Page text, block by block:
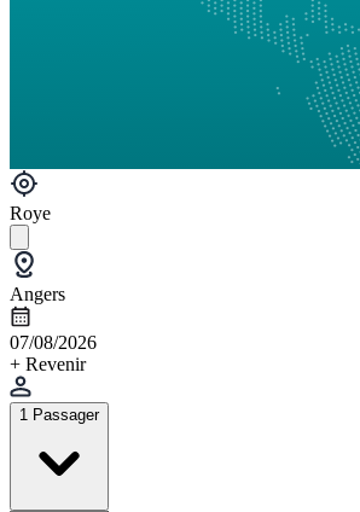
Roye
Angers
07/08/2026
+ Revenir
1 Passager